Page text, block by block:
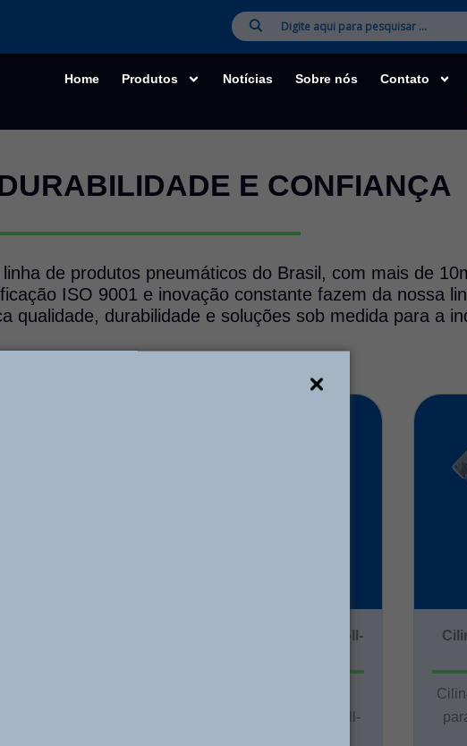
Home Produtos Notícias Sobre nós Contato
E CONFIANÇA
de produtos pneumáticos do Brasil, com mais de
ISO 9001 e inovação constante fazem da nossa
qualidade, durabilidade e soluções sob medida para a
Cilindro IMAVI Roll-On / Roll-
travamento em sistemas Roll-